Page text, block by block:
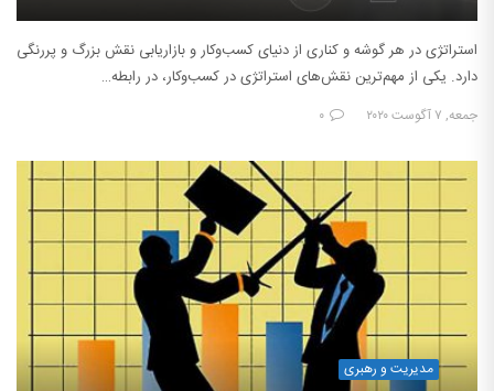
استراتژی در هر گوشه و کناری از دنیای کسب‌وکار و بازاریابی نقش بزرگ و پررنگی
دارد. یکی از مهم‌ترین نقش‌های استراتژی در کسب‌وکار، در رابطه…
جمعه, ۷ آگوست ۲۰۲۰ ۰
مدیریت و رهبری